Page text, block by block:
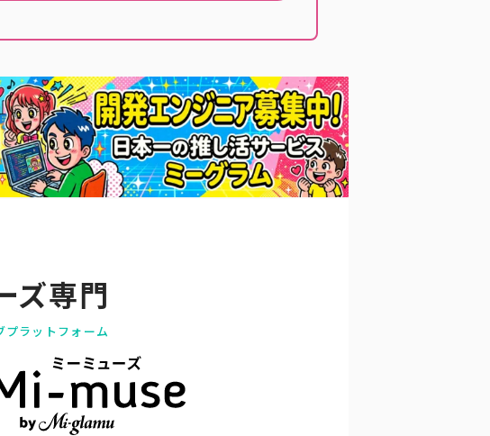
ズ専門
プラットフォーム